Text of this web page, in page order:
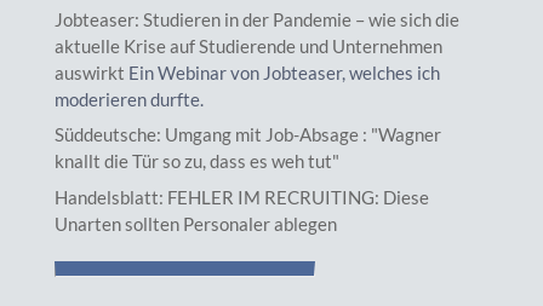
Jobteaser: Studieren in der Pandemie – wie sich die
aktuelle Krise auf Studierende und Unternehmen
auswirkt Ein Webinar von Jobteaser, welches ich
moderieren durfte.
Süddeutsche: Umgang mit Job-Absage : "Wagner
knallt die Tür so zu, dass es weh tut"
Handelsblatt: FEHLER IM RECRUITING: Diese
Unarten sollten Personaler ablegen